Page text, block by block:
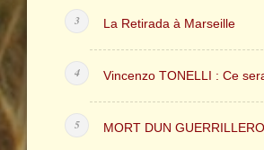
La Retirada à Marseille
Vincenzo TONELLI : Ce
MORT DUN GUERRILLERO